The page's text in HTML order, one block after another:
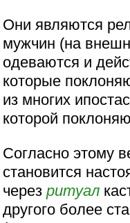
Они являются
мужчин (на
одеваются и
которые
из многих
которой
Согласно этому
становится
черезритуал
другого более